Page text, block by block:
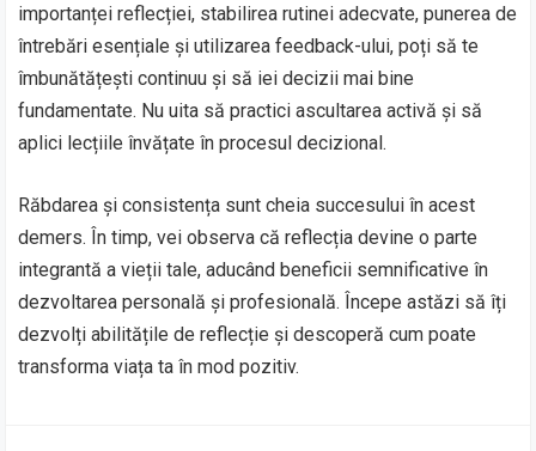
importanței reflecției, stabilirea rutinei adecvate, punerea de
întrebări esențiale și utilizarea feedback-ului, poți să te
îmbunătățești continuu și să iei decizii mai bine
fundamentate. Nu uita să practici ascultarea activă și să
aplici lecțiile învățate în procesul decizional.
Răbdarea și consistența sunt cheia succesului în acest
demers. În timp, vei observa că reflecția devine o parte
integrantă a vieții tale, aducând beneficii semnificative în
dezvoltarea personală și profesională. Începe astăzi să îți
dezvolți abilitățile de reflecție și descoperă cum poate
transforma viața ta în mod pozitiv.